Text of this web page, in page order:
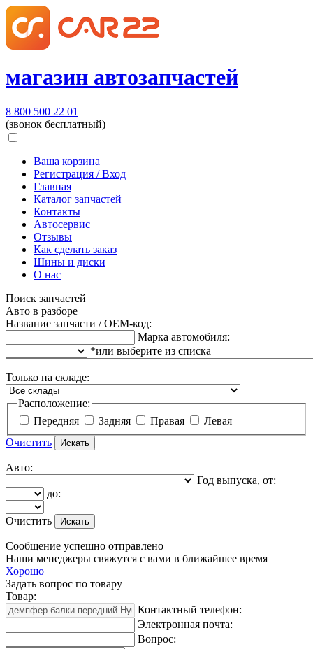
магазин автозапчастей
8 800 500 22 01
(звонок бесплатный)
Ваша корзина
Регистрация / Вход
Главная
Каталог запчастей
Контакты
Автосервис
Отзывы
Как сделать заказ
Шины и диски
О нас
Поиск запчастей
Авто в разборе
Название запчасти / OEM-код:
Марка автомобиля:
*или выберите из списка
Только на складе:
Расположение:
Передняя
Задняя Правая
Левая
Очистить
Авто:
Год выпуска, от:
до:
Очистить
Сообщение успешно отправлено
Наши менеджеры свяжутся с вами в ближайшее время
Хорошо
Задать вопрос по товару
Товар:
Контактный телефон:
Электронная почта:
Вопрос: